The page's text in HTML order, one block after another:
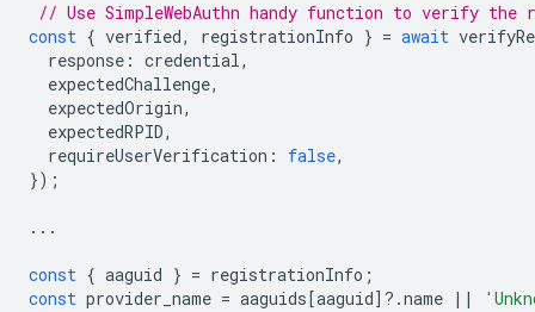
// Use SimpleWebAuthn handy function to verify
const { verified, registrationInfo } = await
response : credential,
expectedChallenge,
expectedOrigin,
expectedRPID,
requireUserVerification : false,
});
...
const { aaguid } = registrationInfo ;
const provider_name = aaguids [aaguid] ? .name ||